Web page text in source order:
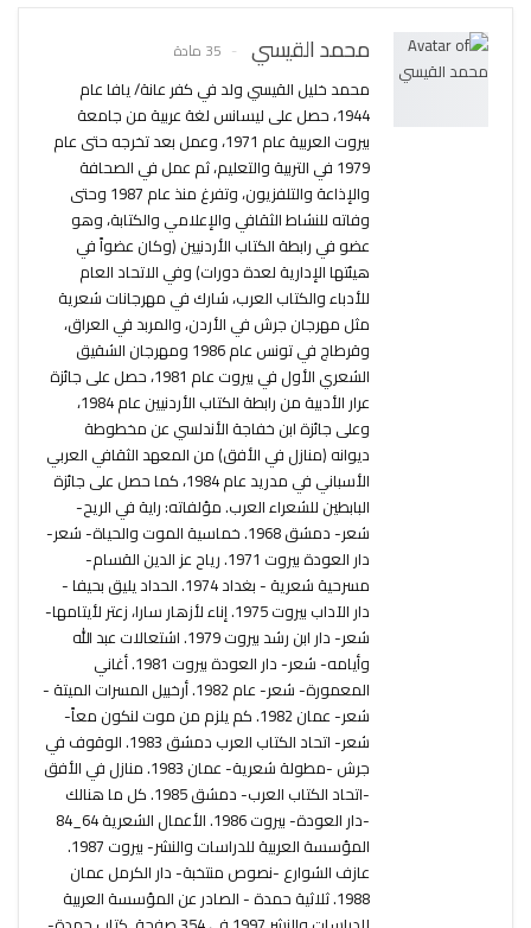
محمد القيسي 35 مادة
محمد خليل القيسي ولد في كفر عانة/ يافا عام
1944، حصل على ليسانس لغة عربية من جامعة
بيروت العربية عام 1971، وعمل بعد تخرجه حتى عام
1979 في التربية والتعليم، ثم عمل في الصحافة
والإذاعة والتلفزيون، وتفرغ منذ عام 1987 وحتى
وفاته للنشاط الثقافي والإعلامي والكتابة، وهو
عضو في رابطة الكتاب الأردنيين (وكان عضواً في
هيئتها الإدارية لعدة دورات) وفي الاتحاد العام
للأدباء والكتاب العرب، شارك في مهرجانات شعرية
مثل مهرجان جرش في الأردن، والمربد في العراق،
وقرطاج في تونس عام 1986 ومهرجان الشقيق
الشعري الأول في بيروت عام 1981، حصل على جائزة
عرار الأدبية من رابطة الكتاب الأردنيين عام 1984،
وعلى جائزة ابن خفاجة الأندلسي عن مخطوطة
ديوانه (منازل في الأفق) من المعهد الثقافي العربي
الأسباني في مدريد عام 1984، كما حصل على جائزة
البابطين للشعراء العرب. مؤلفاته: راية في الريح-
شعر- دمشق 1968. خماسية الموت والحياة- شعر-
دار العودة بيروت 1971. رياح عز الدين القسام-
مسرحية شعرية - بغداد 1974. الحداد يليق بحيفا -
دار الآداب بيروت 1975. إناء لأزهار سارا، زعتر لأيتامها-
شعر- دار ابن رشد بيروت 1979. اشتعالات عبد الله
وأيامه- شعر- دار العودة بيروت 1981. أغاني
المعمورة- شعر- عام 1982. أرخبيل المسرات الميتة -
شعر- عمان 1982. كم يلزم من موت لنكون معاً-
شعر- اتحاد الكتاب العرب دمشق 1983. الوقوف في
جرش -مطولة شعرية- عمان 1983. منازل في الأفق
-اتحاد الكتاب العرب- دمشق 1985. كل ما هنالك
-دار العودة- بيروت 1986. الأعمال الشعرية 64_84
المؤسسة العربية للدراسات والنشر- بيروت 1987.
عازف الشوارع -نصوص منتخبة- دار الكرمل عمان
1988. ثلاثية حمدة - الصادر عن المؤسسة العربية